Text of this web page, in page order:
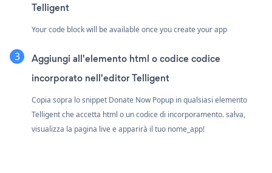
Telligent
Your code block will be available once you create your app
Aggiungi all'elemento html o codice codice
incorporato nell'editor Telligent
Copia sopra lo snippet Donate Now Popup in qualsiasi elemento
Telligent che accetta html o un codice di incorporamento. salva,
visualizza la pagina live e apparirà il tuo nome_app!